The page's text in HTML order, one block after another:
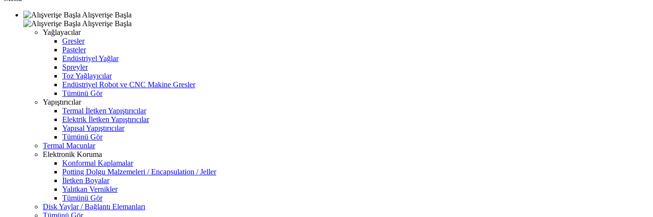
Alışverişe Başla
Alışverişe Başla
Yağlayacılar
Gresler
Pasteler
Endüstriyel Yağlar
Spreyler
Toz Yağlayıcılar
Endüstriyel Robot ve CNC Makine Gresler
Tümünü Gör
Yapıştırıcılar
Termal İletken Yapıştırıcılar
Elektrik İletken Yapıştırıcılar
Yapısal Yapıştırıcılar
Tümünü Gör
Termal Macunlar
Elektronik Koruma
Konformal Kaplamalar
Potting Dolgu Malzemeleri / Encapsulation / Jeller
İletken Boyalar
Yalıtkan Vernikler
Tümünü Gör
Disk Yaylar / Bağlantı Elemanları
Tümünü Gör